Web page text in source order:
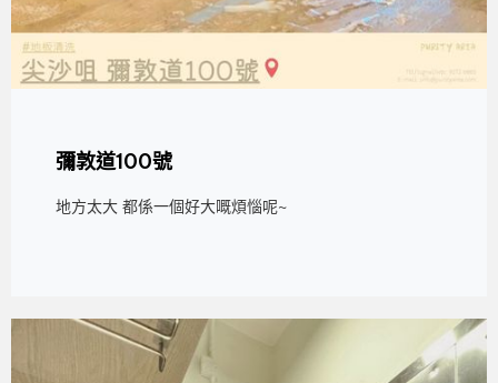
彌敦道100號
地方太大 都係一個好大嘅煩惱呢~